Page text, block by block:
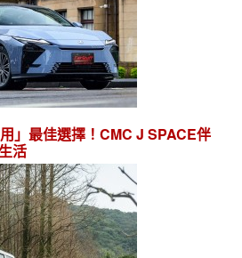
」最佳選擇！CMC J SPACE伴
活